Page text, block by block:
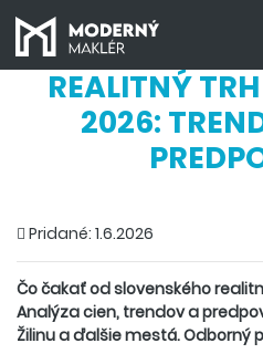
REALITNÝ
2026:
Pridané: 1.6.2026
Čo čakať od slovenského
Analýza cien, trendov a
Žilinu a ďalšie mestá. Odborný